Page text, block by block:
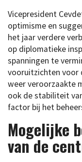
Vicepresident
optimisme en
het jaar verdere
op diplomatieke
spanningen te
vooruitzichten voor
weer veroorzaakte
ook de stabiliteit
factor bij het
Mogelijke
van de